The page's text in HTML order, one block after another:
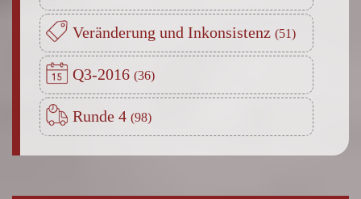
Veränderung und Inkonsistenz
Q3-2016
Runde 4